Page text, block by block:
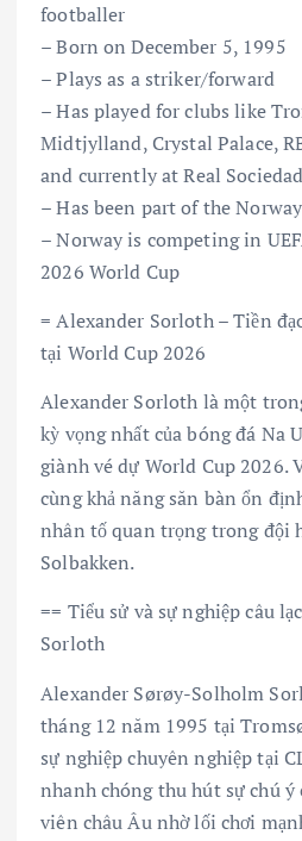
footballer
– Born on December 5, 1995
– Plays as a striker/forward
– Has played for clubs like
Midtjylland, Crystal Palace,
and currently at Real Sociedad
– Has been part of the
– Norway is competing in
2026 World Cup
= Alexander Sorloth – Tiền
tại World Cup 2026
Alexander Sorloth là một
kỳ vọng nhất của bóng đá Na
giành vé dự World Cup 2026.
cùng khả năng săn bàn ổn
nhân tố quan trọng trong đội
Solbakken.
== Tiểu sử và sự nghiệp câu
Sorloth
Alexander Sørøy-Solholm
tháng 12 năm 1995 tại
sự nghiệp chuyên nghiệp tại
nhanh chóng thu hút sự chú ý
viên châu Âu nhờ lối chơi